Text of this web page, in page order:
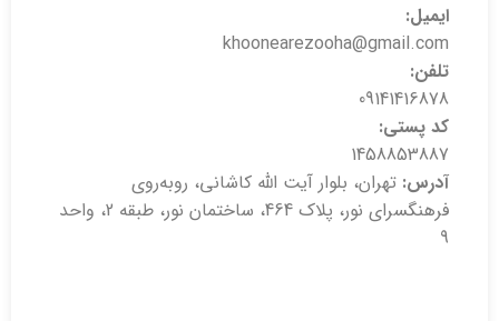
ایمیل:
khoonearezooha@gmail.com
تلفن:
09141416878
کد پستی:
1458853887
آدرس: تهران، بلوار آیت الله کاشانی، روبه‌روی
فرهنگسرای نور، پلاک 464، ساختمان نور، طبقه 2، واحد
9